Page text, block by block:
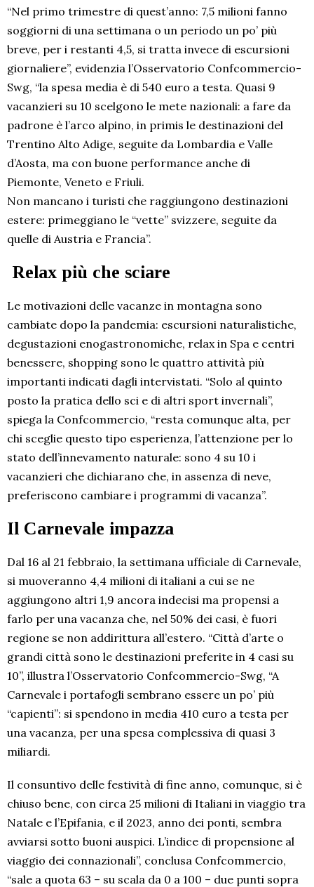
“Nel primo trimestre di quest’anno: 7,5 milioni fanno
soggiorni di una settimana o un periodo un po’ più
breve, per i restanti 4,5, si tratta invece di escursioni
giornaliere”, evidenzia l’Osservatorio Confcommercio-
Swg, “la spesa media è di 540 euro a testa. Quasi 9
vacanzieri su 10 scelgono le mete nazionali: a fare da
padrone è l’arco alpino, in primis le destinazioni del
Trentino Alto Adige, seguite da Lombardia e Valle
d’Aosta, ma con buone performance anche di
Piemonte, Veneto e Friuli.
Non mancano i turisti che raggiungono destinazioni
estere: primeggiano le “vette” svizzere, seguite da
quelle di Austria e Francia”.
Relax più che sciare
Le motivazioni delle vacanze in montagna sono
cambiate dopo la pandemia: escursioni naturalistiche,
degustazioni enogastronomiche, relax in Spa e centri
benessere, shopping sono le quattro attività più
importanti indicati dagli intervistati. “Solo al quinto
posto la pratica dello sci e di altri sport invernali”,
spiega la Confcommercio, “resta comunque alta, per
chi sceglie questo tipo esperienza, l’attenzione per lo
stato dell’innevamento naturale: sono 4 su 10 i
vacanzieri che dichiarano che, in assenza di neve,
preferiscono cambiare i programmi di vacanza”.
Il Carnevale impazza
Dal 16 al 21 febbraio, la settimana ufficiale di Carnevale,
si muoveranno 4,4 milioni di italiani a cui se ne
aggiungono altri 1,9 ancora indecisi ma propensi a
farlo per una vacanza che, nel 50% dei casi, è fuori
regione se non addirittura all’estero. “Città d’arte o
grandi città sono le destinazioni preferite in 4 casi su
10”, illustra l’Osservatorio Confcommercio-Swg, “A
Carnevale i portafogli sembrano essere un po’ più
“capienti”: si spendono in media 410 euro a testa per
una vacanza, per una spesa complessiva di quasi 3
miliardi.
Il consuntivo delle festività di fine anno, comunque, si è
chiuso bene, con circa 25 milioni di Italiani in viaggio tra
Natale e l’Epifania, e il 2023, anno dei ponti, sembra
avviarsi sotto buoni auspici. L’indice di propensione al
viaggio dei connazionali”, conclusa Confcommercio,
“sale a quota 63 – su scala da 0 a 100 – due punti sopra